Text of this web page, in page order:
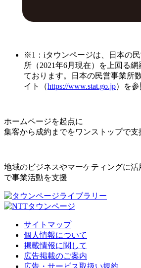
※1：iタウンページは、日本の
所（2021年6月現在）を上回る
ております。日本の民営事業所
イト（https://www.stat.go.jp）を参
ホームページを起点に
集客から成約までをワンストップで支
地域のビジネスやマーケティングに
で事業活動を支援
サイトマップ
個人情報について
掲載情報に関して
広告掲載のご案内